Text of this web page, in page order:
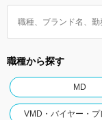
職種から探す
MD
VMD・バイヤー・プ